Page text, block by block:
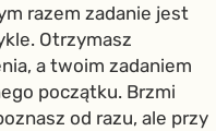
razem zadanie jest
Otrzymasz
a twoim zadaniem
początku. Brzmi
od razu, ale przy